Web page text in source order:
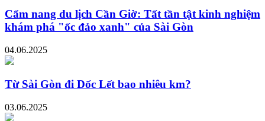
Cẩm nang du lịch Cần Giờ: Tất tần tật kinh nghiệm
khám phá "ốc đảo xanh" của Sài Gòn
04.06.2025
Từ Sài Gòn đi Dốc Lết bao nhiêu km?
03.06.2025